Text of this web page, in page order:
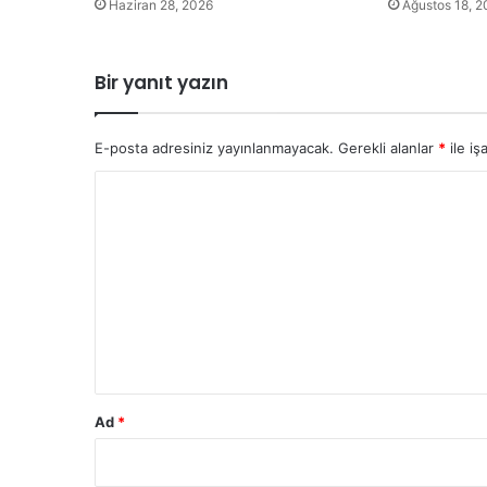
Haziran 28, 2026 Ağustos 18,
Bir yanıt yazın
E-posta adresiniz yayınlanmayacak. Gerekli alanlar * ile
Ad *